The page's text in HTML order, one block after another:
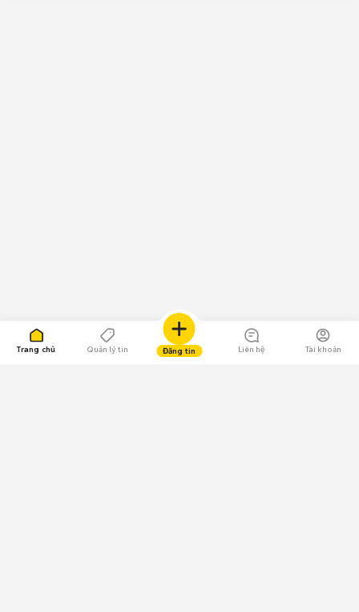
Trang chủ Quản lý tin Đăng tin Liên hệ Tài khoản